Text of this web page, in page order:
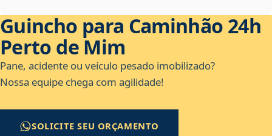
Guincho para Caminhão 24h
Perto de Mim
Pane, acidente ou veículo pesado imobilizado?
Nossa equipe chega com agilidade!
SOLICITE SEU ORÇAMENTO